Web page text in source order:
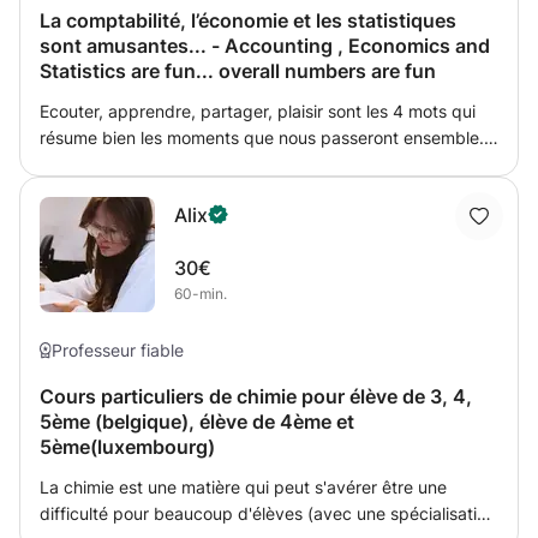
La comptabilité, l’économie et les statistiques
sont amusantes... - Accounting , Economics and
Statistics are fun... overall numbers are fun
Ecouter, apprendre, partager, plaisir sont les 4 mots qui
résume bien les moments que nous passeront ensemble.
ayez un meilleur niveau après chaque cours.
Alix
30€
60-min.
Professeur fiable
Cours particuliers de chimie pour élève de 3, 4,
5ème (belgique), élève de 4ème et
5ème(luxembourg)
La chimie est une matière qui peut s'avérer être une
difficulté pour beaucoup d'élèves (avec une spécialisation